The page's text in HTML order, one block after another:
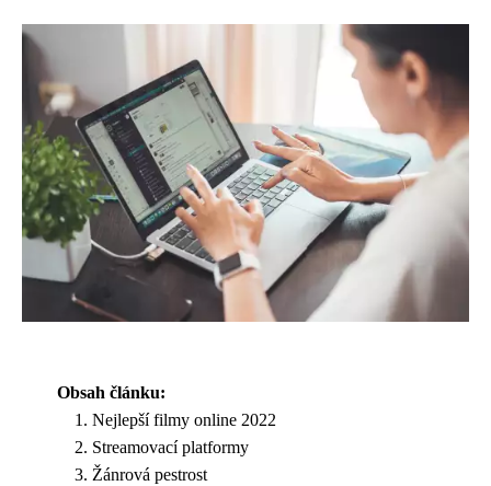
Obsah článku:
Nejlepší filmy online 2022
Streamovací platformy
Žánrová pestrost